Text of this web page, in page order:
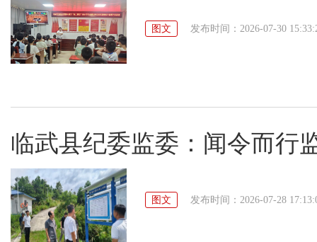
图文 发布时间：2026-07-30
临武县纪委监委：闻令而行
图文 发布时间：2026-07-28